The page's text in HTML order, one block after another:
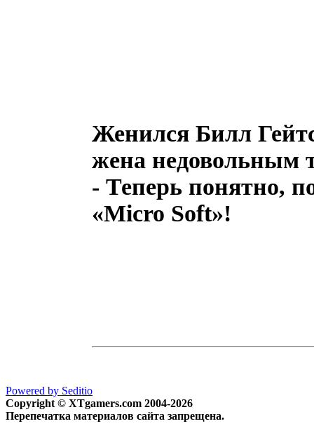
Женился Билл
жена недовольным
- Теперь понятно,
«Мiсro Soft»!
Powered by Seditio
Copyright © XTgamers.com 2004-2026
Перепечатка материалов сайта запрещена.